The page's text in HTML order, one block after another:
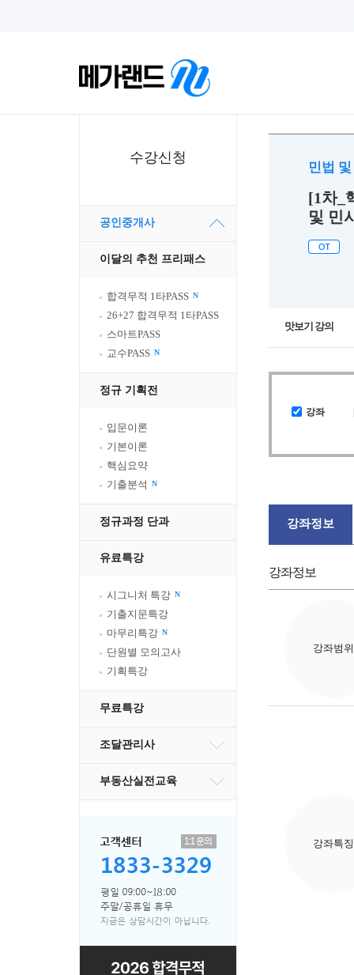
수강신청
공인중개사
이달의 추천 프리패스
합격무적 1타PASS N
26+27 합격무적 1타PASS
스마트PASS
교수PASS N
정규 기획전
입문이론
기본이론
핵심요약
기출분석
N
정규과정 단과
유료특강
시그니처 특강 N
기출지문특강
마무리특강 N
단원별 모의고사
기획특강
무료특강
조달관리사
부동산실전교육
민법
[1차_
및 민
맛보기 강의
강좌
강좌정보
강좌정보
강좌범위
강좌특징